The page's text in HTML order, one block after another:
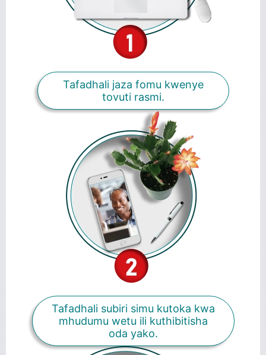
Tafadhali jaza fomu kwenye
tovuti rasmi.
Tafadhali subiri simu kutoka kwa
mhudumu wetu ili kuthibitisha
oda yako.